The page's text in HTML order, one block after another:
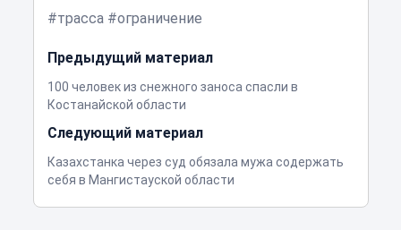
трасса
ограничение
Предыдущий материал
100 человек из снежного заноса спасли в
Костанайской области
Следующий материал
Казахстанка через суд обязала мужа содержать
себя в Мангистауской области